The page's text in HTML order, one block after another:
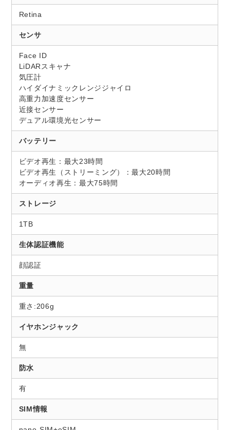
Retina
センサ
Face ID
LiDARスキャナ
気圧計
ハイダイナミックレンジジャイロ
高重力加速度センサー
近接センサー
デュアル環境光センサー
バッテリー
ビデオ再生：最大23時間
ビデオ再生（ストリーミング）：最大20時間
オーディオ再生：最大75時間
ストレージ
1TB
生体認証機能
顔認証
重量
重さ:206g
イヤホンジャック
無
防水
有
SIM情報